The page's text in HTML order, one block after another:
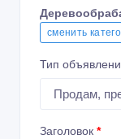
сменить
Тип
Заголовок *